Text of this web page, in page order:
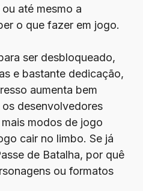
até mesmo a
o que fazer em jogo.
ser desbloqueado,
e bastante dedicação,
aumenta bem
desenvolvedores
modos de jogo
cair no limbo. Se já
de Batalha, por quê
ou formatos